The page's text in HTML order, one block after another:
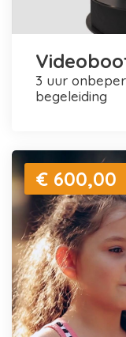
3 uur onbeperkt video's maken + personele
begeleiding
€ 600,00